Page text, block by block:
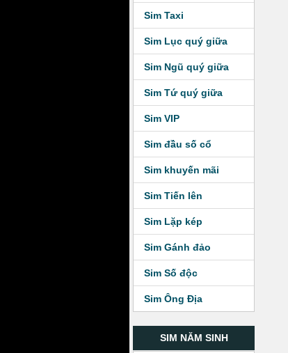
Sim Taxi
Sim Lục quý giữa
Sim Ngũ quý giữa
Sim Tứ quý giữa
Sim VIP
Sim đầu số cổ
Sim khuyến mãi
Sim Tiến lên
Sim Lặp kép
Sim Gánh đảo
Sim Số độc
Sim Ông Địa
SIM NĂM SINH